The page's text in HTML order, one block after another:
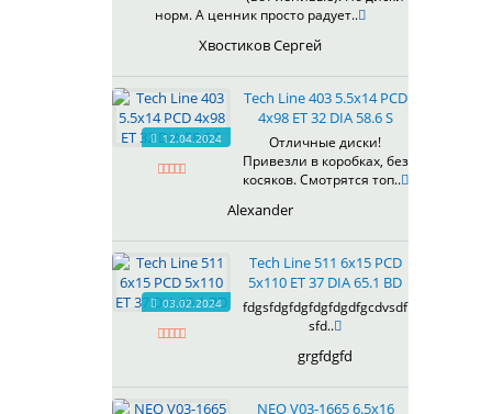
622
624
625
626
628
629
633
634
635
норм. А ценник просто радует..
Хвостиков Сергей
12.04.2024
Tech Line 403 5.5x14 PCD
4x98 ET 32 DIA 58.6 S
Отличные диски!
Привезли в коробках, без
косяков. Смотрятся топ..
Alexander
03.02.2024
Tech Line 511 6x15 PCD
5x110 ET 37 DIA 65.1 BD
fdgsfdgfdgfdgfdgdfgcdvsdf
sfd..
grgfdgfd
NEO V03-1665 6.5x16